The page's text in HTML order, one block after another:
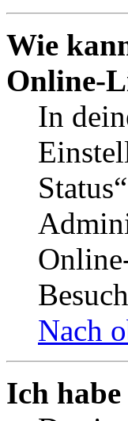
Wie
Online-
In
Nach
Ich habe